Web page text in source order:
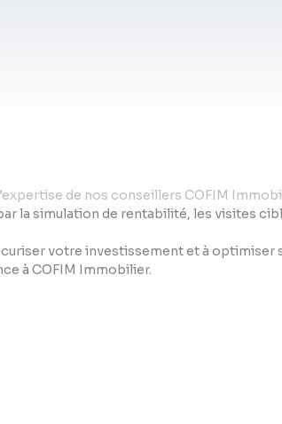
de nos conseillers COFIM
la simulation de rentabilité, les visites
votre investissement et à optimiser
à COFIM Immobilier.